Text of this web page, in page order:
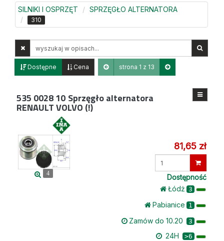
SILNIKI I OSPRZĘT SPRZĘGŁO ALTERNATORA
310
opisach
Dostępne Cena strona 1 z 13
535 0028 10 Sprzęgło alternatora
RENAULT VOLVO (!)
4
81,65 zł
Dostępność
Łódż 3
Pabianice 1
Zamów do 10.20 3
24H >6